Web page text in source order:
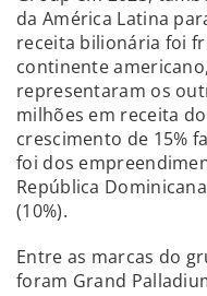
da América Latina
receita bilionária foi
continente
representaram os
milhões em receita
crescimento de 15%
foi dos
República
(10%).
Entre as marcas do
foram Grand